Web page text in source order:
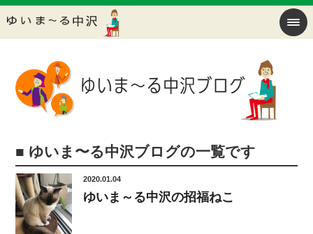
■ ゆいま〜る中沢ブログの一覧です
2020.01.04
ゆいま～る中沢の招福ねこ